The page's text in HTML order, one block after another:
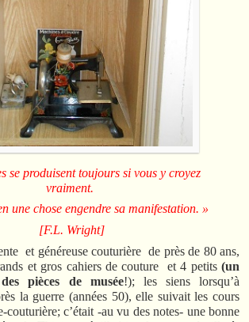
se produisent toujours si vous y croyez
vraiment.
une chose engendre sa manifestation. »
[F.L. Wright]
et généreuse couturière de près de 80 ans,
et gros cahiers de couture et 4 petits (un
pièces de musée!); les siens lorsqu’à
la guerre (années 50), elle suivait les cours
couturière; c’était -au vu des notes- une bonne